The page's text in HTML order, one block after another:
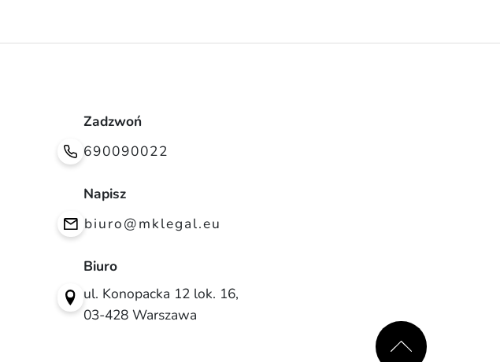
Zadzwoń
690090022
Napisz
biuro@mklegal.eu
Biuro
ul. Konopacka 12 lok. 16,
03-428 Warszawa